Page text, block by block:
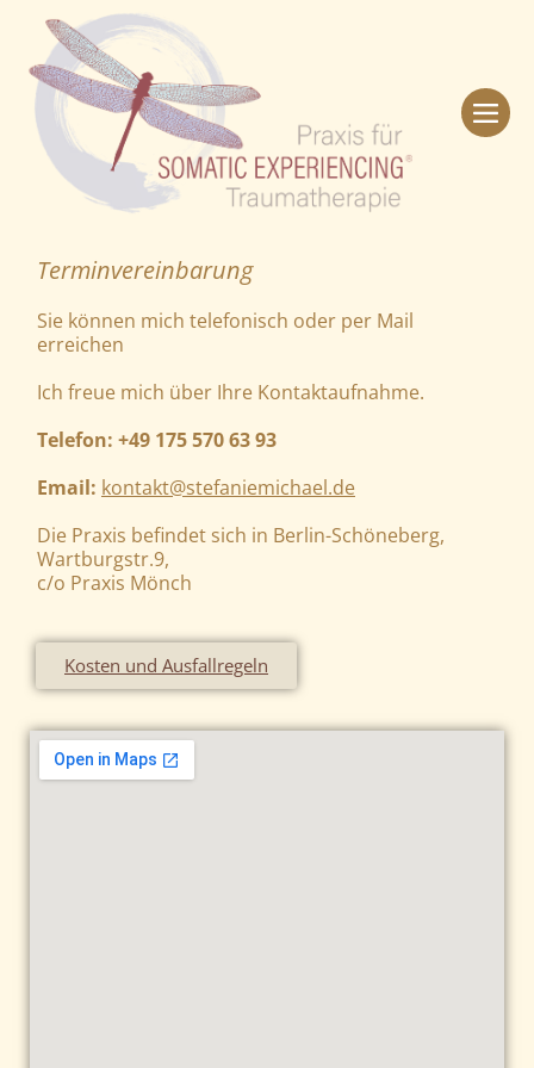
Terminvereinbarung
Sie können mich telefonisch oder per Mail
erreichen
Ich freue mich über Ihre Kontaktaufnahme.
Telefon: +49 175 570 63 93
Email: kontakt@stefaniemichael.de
Die Praxis befindet sich in Berlin-Schöneberg,
Wartburgstr.9,
c/o Praxis Mönch
Kosten und Ausfallregeln